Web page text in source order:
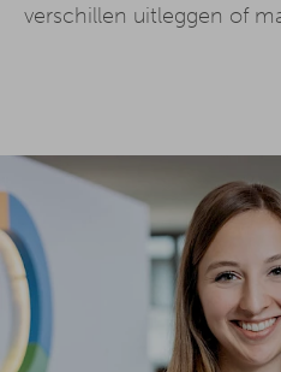
verschillen uitleggen of